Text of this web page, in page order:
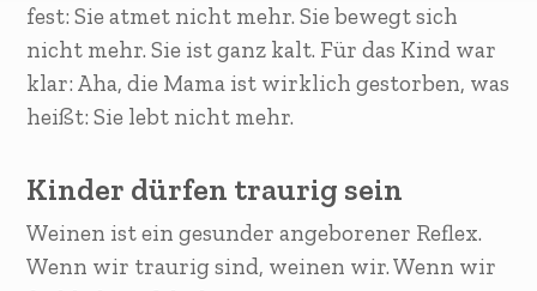
fest: Sie atmet nicht mehr. Sie bewegt sich
nicht mehr. Sie ist ganz kalt. Für das Kind war
klar: Aha, die Mama ist wirklich gestorben, was
heißt: Sie lebt nicht mehr.
Kinder dürfen traurig sein
Weinen ist ein gesunder angeborener Reflex.
Wenn wir traurig sind, weinen wir. Wenn wir